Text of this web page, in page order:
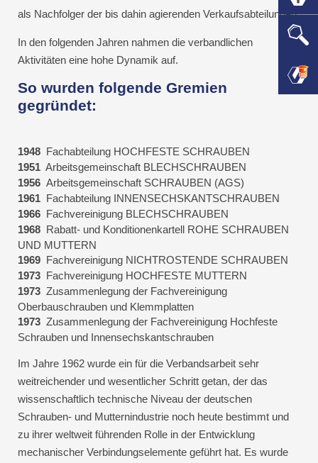
als Nachfolger der bis dahin agierenden Verkaufsabteilungen.
In den folgenden Jahren nahmen die verbandlichen
Aktivitäten eine hohe Dynamik auf.
So wurden folgende Gremien
gegründet:
1948 Fachabteilung HOCHFESTE SCHRAUBEN
1951 Arbeitsgemeinschaft BLECHSCHRAUBEN
1956 Arbeitsgemeinschaft SCHRAUBEN (AGS)
1961 Fachabteilung INNENSECHSKANTSCHRAUBEN
1966 Fachvereinigung BLECHSCHRAUBEN
1968 Rabatt- und Konditionenkartell ROHE SCHRAUBEN
UND MUTTERN
1969 Fachvereinigung NICHTROSTENDE SCHRAUBEN
1973 Fachvereinigung HOCHFESTE MUTTERN
1973 Zusammenlegung der Fachvereinigung
Oberbauschrauben und Klemmplatten
1973 Zusammenlegung der Fachvereinigung Hochfeste
Schrauben und Innensechskantschrauben
Im Jahre 1962 wurde ein für die Verbandsarbeit sehr
weitreichender und wesentlicher Schritt getan, der das
wissenschaftlich technische Niveau der deutschen
Schrauben- und Mutternindustrie noch heute bestimmt und
zu ihrer weltweit führenden Rolle in der Entwicklung
mechanischer Verbindungselemente geführt hat. Es wurde